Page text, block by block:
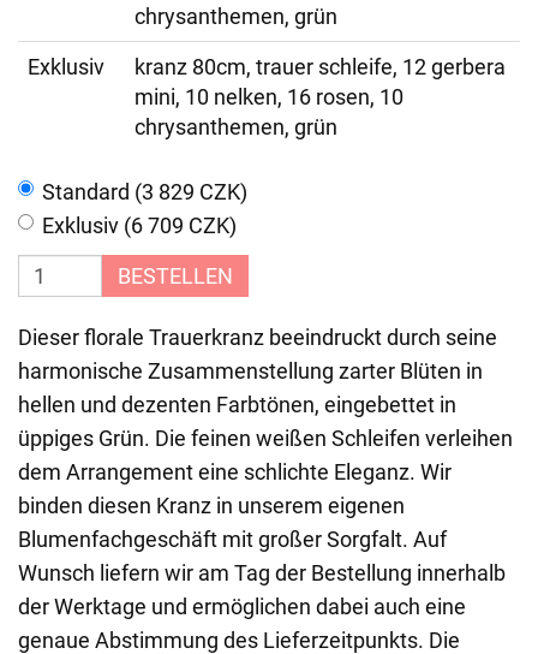
chrysanthemen, grün
Exklusiv
kranz 80cm, trauer schleife, 12 gerbera
mini, 10 nelken, 16 rosen, 10
chrysanthemen, grün
Standard (3 829 CZK)
Exklusiv (6 709 CZK)
BESTELLEN
Dieser florale Trauerkranz beeindruckt durch seine
harmonische Zusammenstellung zarter Blüten in
hellen und dezenten Farbtönen, eingebettet in
üppiges Grün. Die feinen weißen Schleifen verleihen
dem Arrangement eine schlichte Eleganz. Wir
binden diesen Kranz in unserem eigenen
Blumenfachgeschäft mit großer Sorgfalt. Auf
Wunsch liefern wir am Tag der Bestellung innerhalb
der Werktage und ermöglichen dabei auch eine
genaue Abstimmung des Lieferzeitpunkts. Die